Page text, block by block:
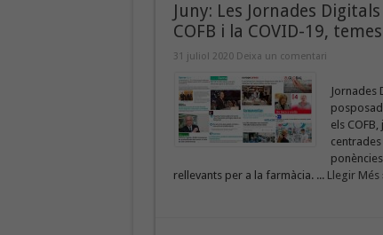
Juny: Les Jornades
COFB i la COVID-19,
31 juliol 2020 Deixa un comentari
Jornades
els
rellevants per a la farmàcia. ... Llegir Més